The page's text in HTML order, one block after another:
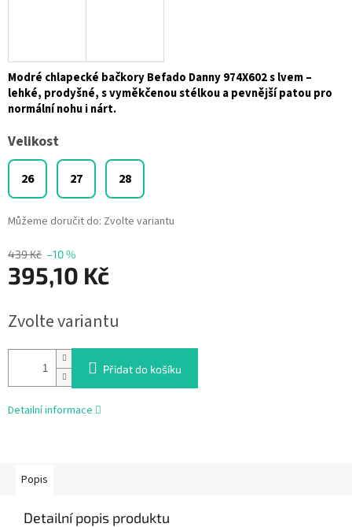
439 Kč –10 %
395,10 Kč
cena:
Zvolte variantu
Velikost
26 27 28
Můžeme doručit do: Zvolte variantu
Přidat do košíku
Modré chlapecké bačkory Befado Danny 974X602 s lvem –
lehké, prodyšné, s vyměkčenou stélkou a pevnější patou pro
normální nohu i nárt.
Detailní informace
Popis
Detailní popis produktu